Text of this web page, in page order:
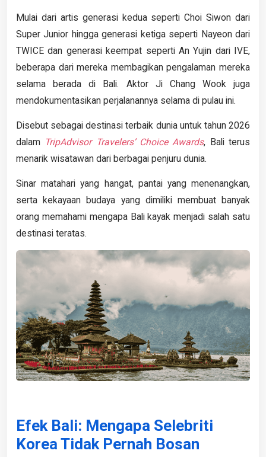
Mulai dari artis generasi kedua seperti Choi Siwon dari
Super Junior hingga generasi ketiga seperti Nayeon dari
TWICE dan generasi keempat seperti An Yujin dari IVE,
beberapa dari mereka membagikan pengalaman mereka
selama berada di Bali. Aktor Ji Chang Wook juga
mendokumentasikan perjalanannya selama di pulau ini.
Disebut sebagai destinasi terbaik dunia untuk tahun 2026
dalam TripAdvisor Travelers’ Choice Awards, Bali terus
menarik wisatawan dari berbagai penjuru dunia.
Sinar matahari yang hangat, pantai yang menenangkan,
serta kekayaan budaya yang dimiliki membuat banyak
orang memahami mengapa Bali kayak menjadi salah satu
destinasi teratas.
Efek Bali: Mengapa Selebriti
Korea Tidak Pernah Bosan